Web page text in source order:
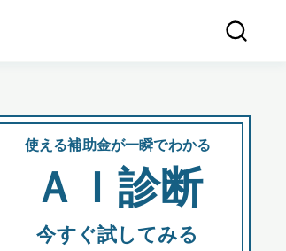
使える補助金が一瞬でわかる
ＡＩ診断
今すぐ試してみる